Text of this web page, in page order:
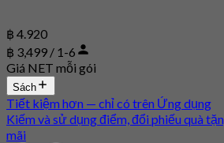
฿ 4.920
฿ 3,499 / 1-6
Giá NET mỗi gói
Sách
Tiết kiệm hơn — chỉ có trên Ứng dụng
Kiếm và sử dụng điểm, đổi phiếu quà
mãi